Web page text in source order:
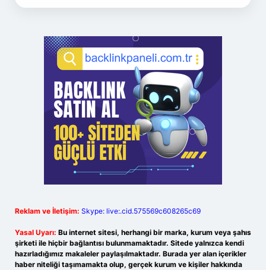
Reklam ve İletişim: Skype: live:.cid.575569c608265c69
Yasal Uyarı: Bu internet sitesi, herhangi bir marka, kurum veya şahıs
şirketi ile hiçbir bağlantısı bulunmamaktadır. Sitede yalnızca kendi
hazırladığımız makaleler paylaşılmaktadır. Burada yer alan içerikler
haber niteliği taşımamakta olup, gerçek kurum ve kişiler hakkında